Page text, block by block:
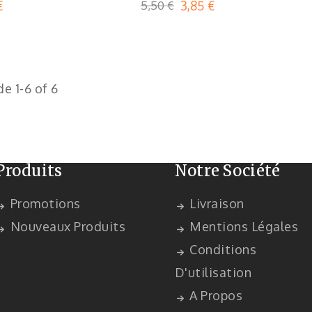
5,50 € 3,85 €
1-6 of 6
Promotions
Nouveaux Produits
Notre Société
Livraison
Mentions Légales
Conditions
D'utilisation
A Propos